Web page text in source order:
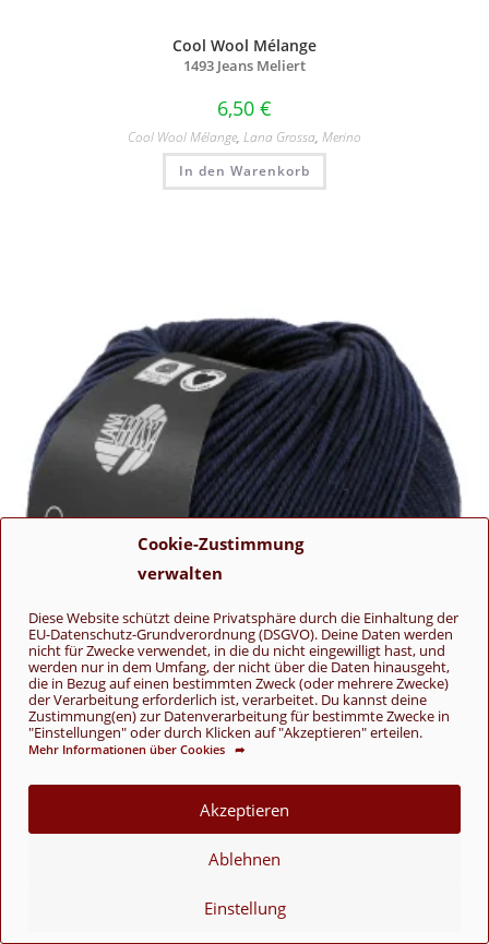
Cookie-Zustimmung
verwalten
Diese Website schützt deine Privatsphäre durch die Einhaltung der
EU-Datenschutz-Grundverordnung (DSGVO). Deine Daten werden
nicht für Zwecke verwendet, in die du nicht eingewilligt hast, und
werden nur in dem Umfang, der nicht über die Daten hinausgeht,
die in Bezug auf einen bestimmten Zweck (oder mehrere Zwecke)
der Verarbeitung erforderlich ist, verarbeitet. Du kannst deine
Zustimmung(en) zur Datenverarbeitung für bestimmte Zwecke in
"Einstellungen" oder durch Klicken auf "Akzeptieren" erteilen.
Mehr Informationen über Cookies ➦
Akzeptieren
Ablehnen
Einstellung
Cool Wool Mélange
1493 Jeans Meliert
6,50 €
Cool Wool Mélange, Lana Grossa, Merino
In den Warenkorb
Cool Wool Mélange
1494 Nachtblau Meliert
6,50€
Lana Grossa